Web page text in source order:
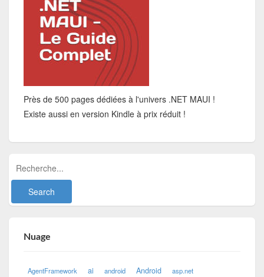
Près de 500 pages dédiées à l'univers .NET MAUI !
Existe aussi en version Kindle à prix réduit !
Nuage
AgentFramework ai android Android asp.net